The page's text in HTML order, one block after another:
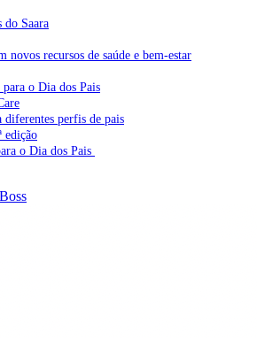
do Saara
recursos de saúde e bem-estar
o Dia dos Pais
diferentes perfis de pais
edição
o Dia dos Pais